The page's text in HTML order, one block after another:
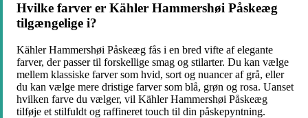
Hvilke farver er Kähler Hammershøi Påskeæg
tilgængelige i?
Kähler Hammershøi Påskeæg fås i en bred vifte af elegante
farver, der passer til forskellige smag og stilarter. Du kan vælge
mellem klassiske farver som hvid, sort og nuancer af grå, eller
du kan vælge mere dristige farver som blå, grøn og rosa. Uanset
hvilken farve du vælger, vil Kähler Hammershøi Påskeæg
tilføje et stilfuldt og raffineret touch til din påskepyntning.